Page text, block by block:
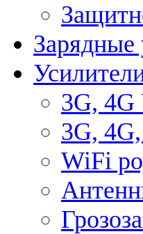
Зарядные
3G,
3G,
WiFi